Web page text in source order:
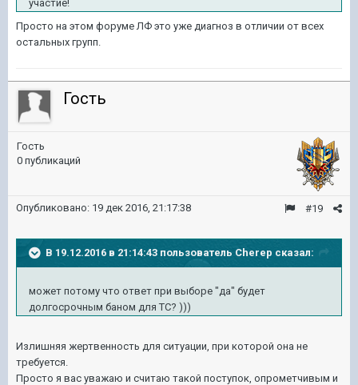
участие!
Просто на этом форуме ЛФ это уже диагноз в отличии от всех
остальных групп.
Гость
Гость
0 публикаций
#19
Опубликовано: 19 дек 2016, 21:17:38
В 19.12.2016 в 21:14:43 пользователь Cherep сказал:
может потому что ответ при выборе "да" будет
долгосрочным баном для ТС? )))
Излишняя жертвенность для ситуации, при которой она не
требуется.
Просто я вас уважаю и считаю такой поступок, опрометчивым и